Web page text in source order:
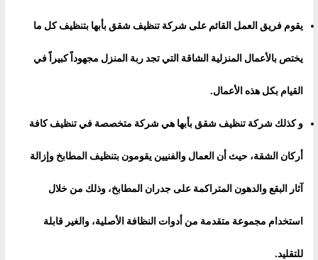
يقوم فريق العمل القائم على شركة تنظيف شقق بأبها بتنظيف كل ما
يختص بالأعمال المنزلية الشاقة التي تجد ربة المنزل مجهوداً كبيراً في
القيام بكل هذه الأعمال.
و كذلك شركة تنظيف شقق بأبها هي شركة متخصصة في تنظيف كافة
أركان الشقة، حيث أن العمال والفنيين يقومون بتنظيف المطابخ وإزالة
آثار البقع والدهون المتراكمة على جدران المطابخ، وذلك من خلال
استخدام مجموعة متقدمة من أدوات النظافة الأصلية، والغير قابلة
للتقليد.